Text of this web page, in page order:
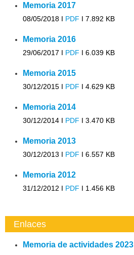
Memoria 2017
08/05/2018 I PDF I 7.892 KB
Memoria 2016
29/06/2017 I PDF I 6.039 KB
Memoria 2015
30/12/2015 I PDF I 4.629 KB
Memoria 2014
30/12/2014 I PDF I 3.470 KB
Memoria 2013
30/12/2013 I PDF I 6.557 KB
Memoria 2012
31/12/2012 I PDF I 1.456 KB
Enlaces
Memoria de actividades 2023